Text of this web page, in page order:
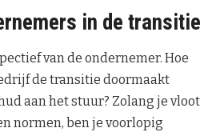
in de transitie
van de ondernemer. Hoe
de transitie doormaakt
aan het stuur? Zolang je vloot
normen, ben je voorlopig